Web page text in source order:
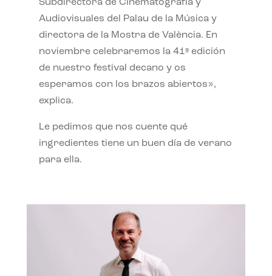
Subdirectora de Cinematografía y
Audiovisuales del Palau de la Música y
directora de la Mostra de València. En
noviembre celebraremos la 41ª edición
de nuestro festival decano y os
esperamos con los brazos abiertos»,
explica.
Le pedimos que nos cuente qué
ingredientes tiene un buen día de verano
para ella.